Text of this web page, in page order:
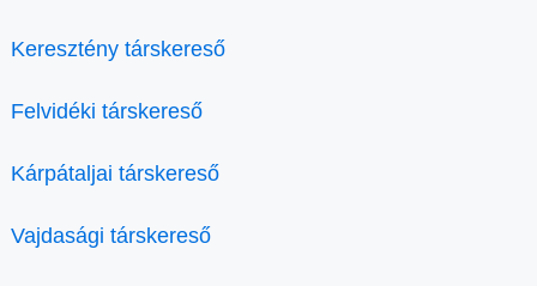
Keresztény társkereső
Felvidéki társkereső
Kárpátaljai társkereső
Vajdasági társkereső